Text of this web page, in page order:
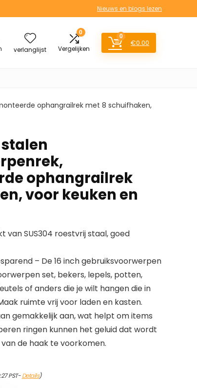
Nieuws en blogs lezen
verlanglijst
0
Vergelijken
0
€0.00
ophangrailrek met 8 schuifhaken,
stalen
ophangrailrek
voor keuken en
van SUS304 roestvrij staal, goed
– De 16 inch gebruiksvoorwerpen
set, bekers, lepels, potten,
of anders die je wilt hangen die in
ruimte vrij voor laden en kasten.
gemakkelijk aan, wat helpt om items
ringen kunnen het geluid dat wordt
de haak te voorkomen.
PST-Details)